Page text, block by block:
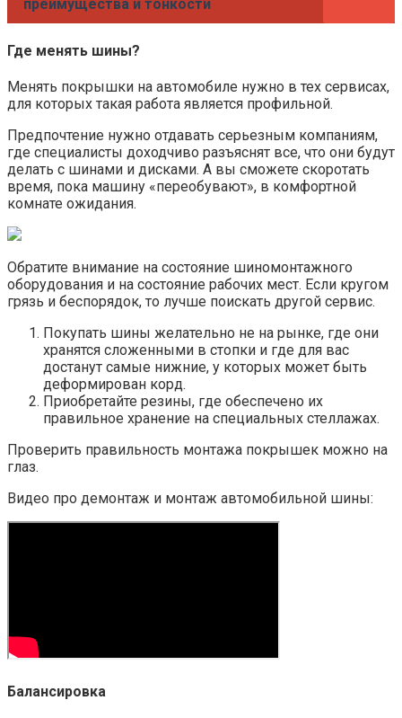
преимущества и тонкости
Где менять шины?
Менять покрышки на автомобиле нужно в тех сервисах,
для которых такая работа является профильной.
Предпочтение нужно отдавать серьезным компаниям,
где специалисты доходчиво разъяснят все, что они будут
делать с шинами и дисками. А вы сможете скоротать
время, пока машину «переобувают», в комфортной
комнате ожидания.
Обратите внимание на состояние шиномонтажного
оборудования и на состояние рабочих мест. Если кругом
грязь и беспорядок, то лучше поискать другой сервис.
Покупать шины желательно не на рынке, где они
хранятся сложенными в стопки и где для вас
достанут самые нижние, у которых может быть
деформирован корд.
Приобретайте резины, где обеспечено их
правильное хранение на специальных стеллажах.
Проверить правильность монтажа покрышек можно на
глаз.
Видео про демонтаж и монтаж автомобильной шины:
Балансировка